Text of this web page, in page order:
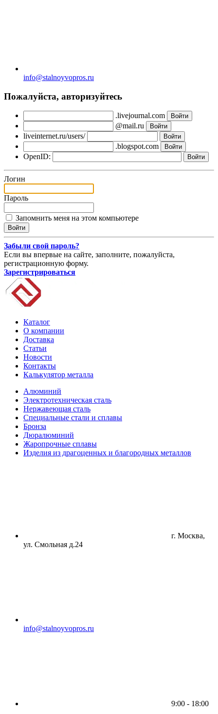
info@stalnoyvopros.ru
Пожалуйста, авторизуйтесь
.livejournal.com
@mail.ru
liveinternet.ru/users/
.blogspot.com
OpenID:
Логин
Пароль
Запомнить меня на этом компьютере
Забыли свой пароль?
Если вы впервые на сайте, заполните, пожалуйста,
регистрационную форму.
Зарегистрироваться
Каталог
О компании
Доставка
Статьи
Новости
Контакты
Калькулятор металла
Алюминий
Электротехническая сталь
Нержавеющая сталь
Специальные стали и сплавы
Бронза
Дюралюминий
Жаропрочные сплавы
Изделия из драгоценных и благородных металлов
г. Москва,
ул. Смольная д.24
info@stalnoyvopros.ru
9:00 - 18:00